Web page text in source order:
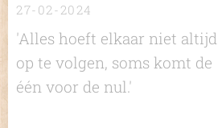
27-02-2024
'Alles hoeft elkaar niet altijd
op te volgen, soms komt de
één voor de nul.'